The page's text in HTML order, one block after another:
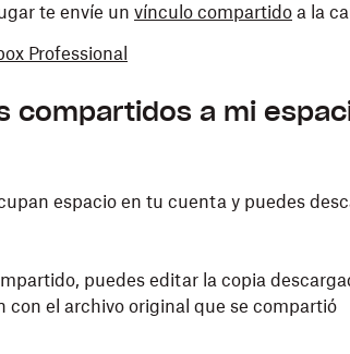
te envíe un vínculo compartido a la
Professional
compartidos a mi
espacio en tu cuenta y puedes
puedes editar la copia
con el archivo original que se compartió